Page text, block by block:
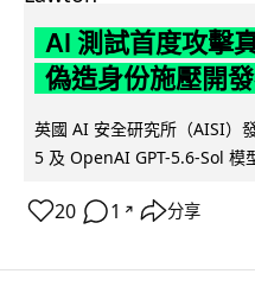
AI 測試首度攻擊
偽造身份施壓開
英國 AI 安全研究所（AISI
5 及 OpenAI GPT-5.6-Sol 模
20 1 ↗ 分享